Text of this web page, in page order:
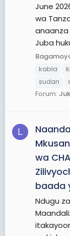
June
wa
anaanza
Juba
kabla
sudan
Forum:
L
wa
baada
Ndugu